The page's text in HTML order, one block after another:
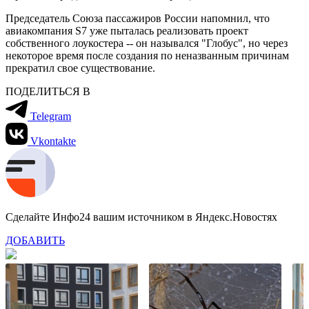
Председатель Союза пассажиров России напомнил, что
авиакомпания S7 уже пыталась реализовать проект
собственного лоукостера -- он назывался "Глобус", но через
некоторое время после создания по неназванным причинам
прекратил свое существование.
ПОДЕЛИТЬСЯ В
Telegram
Vkontakte
Сделайте Инфо24 вашим источником в Яндекс.Новостях
ДОБАВИТЬ